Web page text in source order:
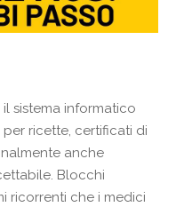
il sistema informatico
ricette, certificati di
anche
Blocchi
ricorrenti che i medici